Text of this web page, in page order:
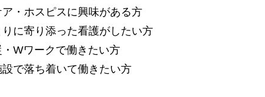
ア・ホスピスに興味がある方
りに寄り添った看護がしたい方
・Wワークで働きたい方
設で落ち着いて働きたい方